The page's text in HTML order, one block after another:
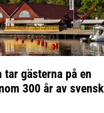
tar gästerna på en
300 år av svensk